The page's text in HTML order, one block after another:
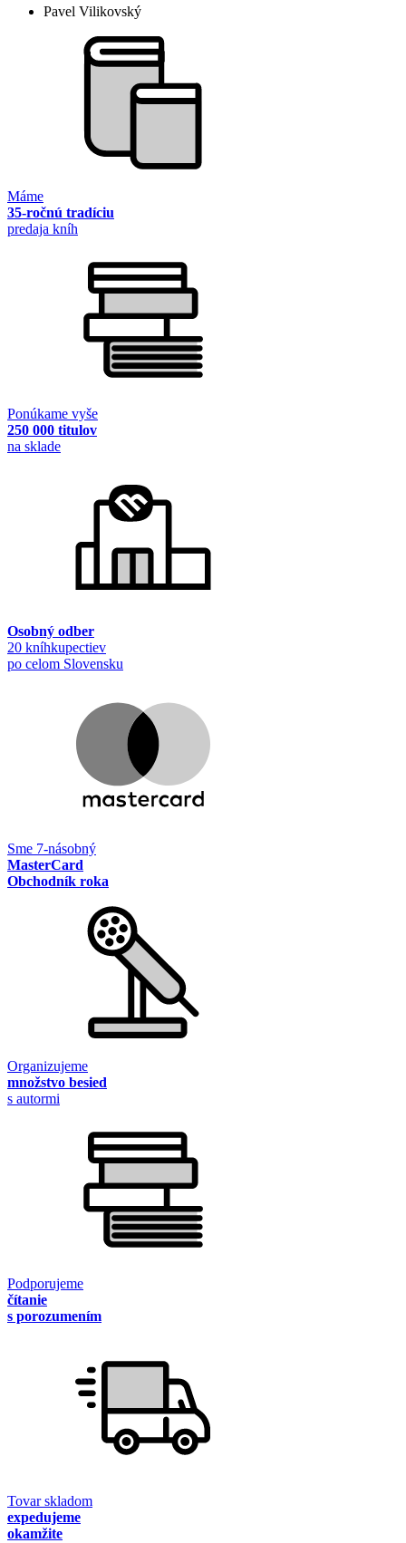
Pavel Vilikovský
Máme
35-ročnú tradíciu
predaja kníh
Ponúkame vyše
250 000 titulov
na sklade
Osobný odber
20 kníhkupectiev
po celom Slovensku
Sme 7-násobný
MasterCard
Obchodník roka
Organizujeme
množstvo besied
s autormi
Podporujeme
čítanie
s porozumením
Tovar skladom
expedujeme
okamžite